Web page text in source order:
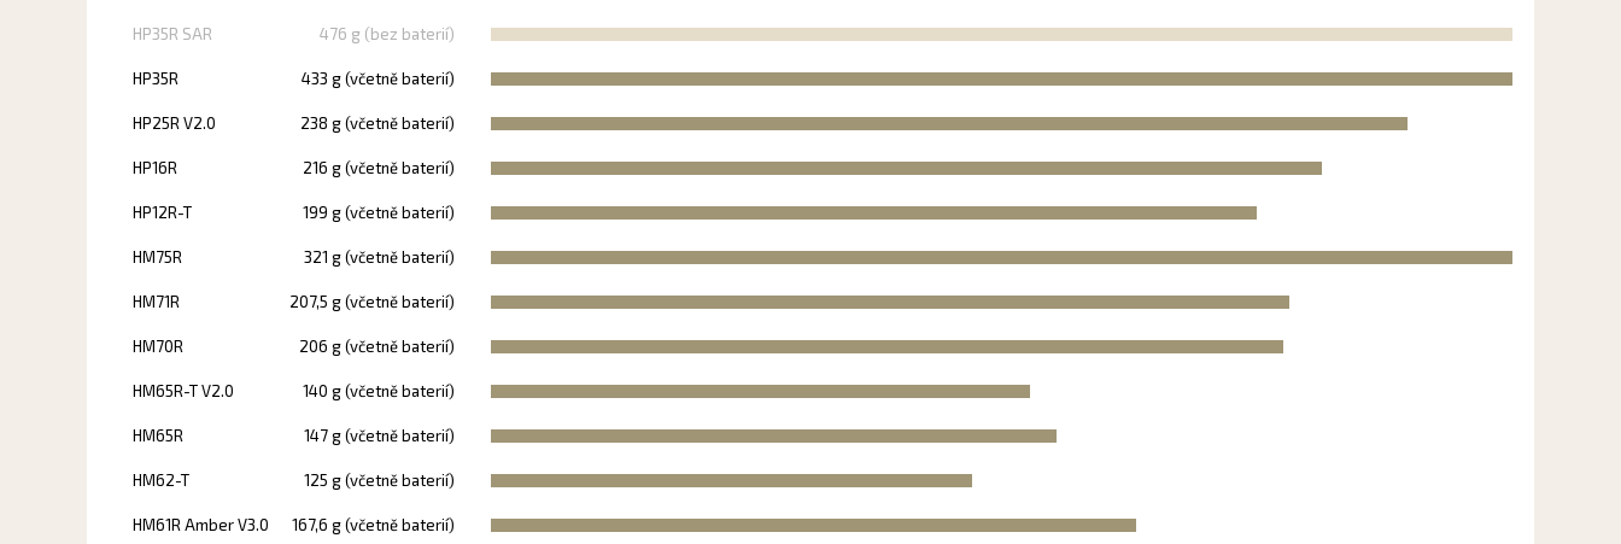
HP35R SAR 476 g (bez baterií)
HP35R 433 g (včetně baterií)
HP25R V2.0 238 g (včetně baterií)
HP16R 216 g (včetně baterií)
HP12R-T 199 g (včetně baterií)
HM75R 321 g (včetně baterií)
HM71R 207,5 g (včetně baterií)
HM70R 206 g (včetně baterií)
HM65R-T V2.0 140 g (včetně baterií)
HM65R 147 g (včetně baterií)
HM62-T 125 g (včetně baterií)
HM61R Amber V3.0 167,6 g (včetně baterií)